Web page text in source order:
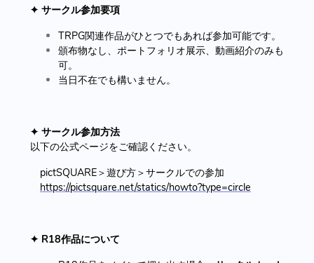
✦ サークル参加要項
TRPG関連作品がひとつでもあれば参加可能です。
頒布物なし、ポートフォリオ展示、動画紹介のみも
可。
当日不在でも構いません。
✦ サークル参加方法
以下の公式ページをご確認ください。
pictSQUARE＞遊び方＞サークルでの参加
https://pictsquare.net/statics/howto?type=circle
✦ R18作品について